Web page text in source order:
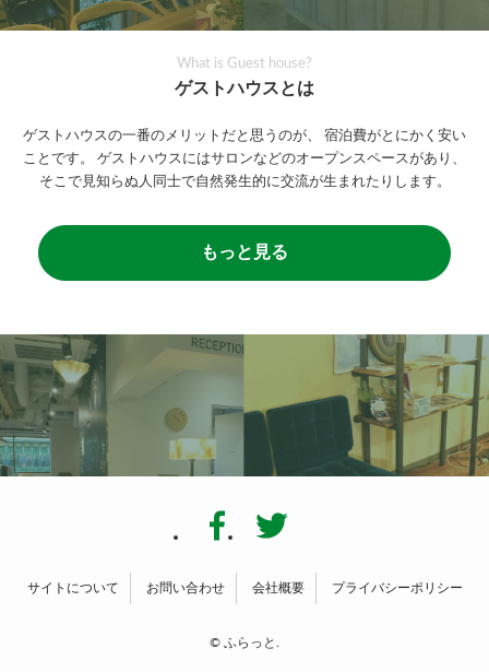
What is Guest house?
ゲストハウスとは
ゲストハウスの一番のメリットだと思うのが、
宿泊費がとにかく安い
ことです。
ゲストハウスにはサロンなどのオープンスペースがあり、
そこで見知らぬ人同士で自然発生的に交流が生まれたりします。
もっと見る
サイトについて お問い合わせ 会社概要 プライバシーポリシー
© ふらっと.